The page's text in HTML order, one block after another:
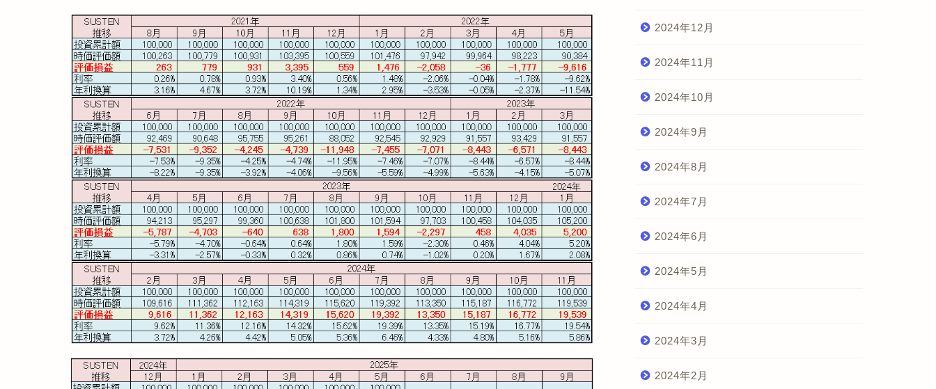
2024年12月
2024年11月
2024年10月
2024年9月
2024年8月
2024年7月
2024年6月
2024年5月
2024年4月
2024年3月
2024年2月